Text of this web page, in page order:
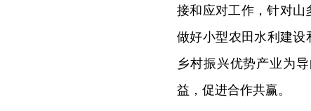
接和应对工作，针对山
做好小型农田水利建设
乡村振兴优势产业为
益，促进合作共赢。